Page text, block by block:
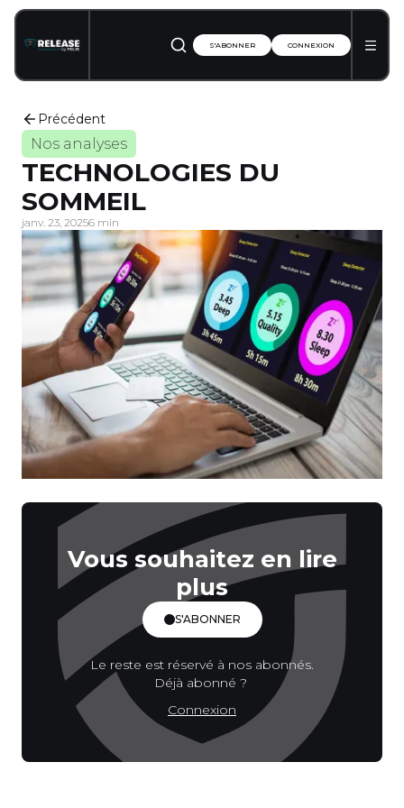
S'ABONNER CONNEXION
Précédent
Nos analyses
TECHNOLOGIES DU
SOMMEIL
janv. 23, 20256 min
Vous souhaitez en lire
plus
S'ABONNER
Le reste est réservé à nos abonnés.
Déjà abonné ?
Connexion